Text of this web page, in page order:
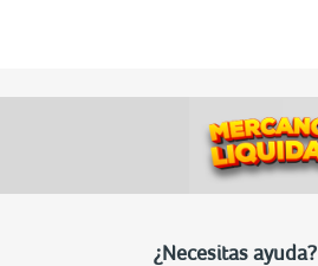
¿Necesitas ayuda?